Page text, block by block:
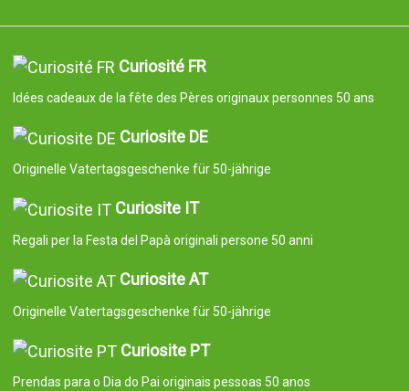
Curiosité FR
Idées cadeaux de la fête des Pères originaux personnes 50 ans
Curiosite DE
Originelle Vatertagsgeschenke für 50-jährige
Curiosite IT
Regali per la Festa del Papà originali persone 50 anni
Curiosite AT
Originelle Vatertagsgeschenke für 50-jährige
Curiosite PT
Prendas para o Dia do Pai originais pessoas 50 anos